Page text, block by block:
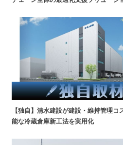
【独自】清水建設が建設・維持管理コ
能な冷蔵倉庫新工法を実用化